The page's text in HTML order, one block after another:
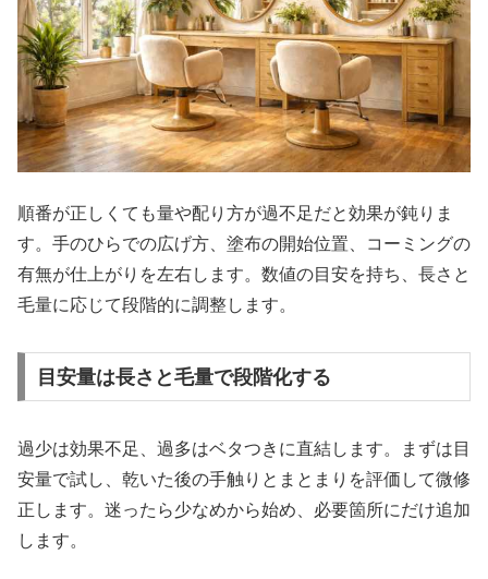
順番が正しくても量や配り方が過不足だと効果が鈍りま
す。手のひらでの広げ方、塗布の開始位置、コーミングの
有無が仕上がりを左右します。数値の目安を持ち、長さと
毛量に応じて段階的に調整します。
目安量は長さと毛量で段階化する
過少は効果不足、過多はベタつきに直結します。まずは目
安量で試し、乾いた後の手触りとまとまりを評価して微修
正します。迷ったら少なめから始め、必要箇所にだけ追加
します。